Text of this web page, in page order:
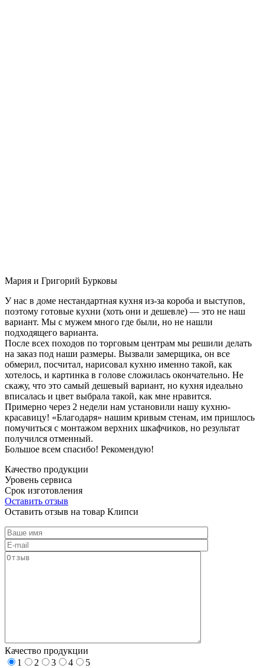
Мария и Григорий Бурковы
У нас в доме нестандартная кухня из-за короба и выступов,
поэтому готовые кухни (хоть они и дешевле) — это не наш
вариант. Мы с мужем много где были, но не нашли
подходящего варианта.
После всех походов по торговым центрам мы решили делать
на заказ под наши размеры. Вызвали замерщика, он все
обмерил, посчитал, нарисовал кухню именно такой, как
хотелось, и картинка в голове сложилась окончательно. Не
скажу, что это самый дешевый вариант, но кухня идеально
вписалась и цвет выбрала такой, как мне нравится.
Примерно через 2 недели нам установили нашу кухню-
красавицу! «Благодаря» нашим кривым стенам, им пришлось
помучиться с монтажом верхних шкафчиков, но результат
получился отменный.
Большое всем спасибо! Рекомендую!
Качество продукции
Уровень сервиса
Срок изготовления
Оставить отзыв
Оставить отзыв на товар Клипси
Качество продукции
1
2 3 4
5